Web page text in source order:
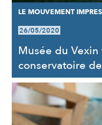
LE MOUVEMENT
26/05/2020
Musée du
conservatoire